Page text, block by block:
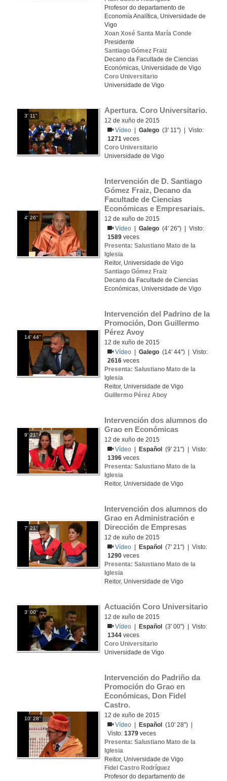
Profesor do departamento de
Economía Analítica, Universidade de
Vigo
Xoan Xosé Santa María Conde
Presidente
Santiago Gómez Fraiz
Decano da Facultade de Ciencias
Económicas, Universidade de Vigo
Coro Universitario
Universidade de Vigo
3' 11''
Apertura. Coro Universitario.
12 de xuño de 2015
Vídeo
|Galego (3' 11'') | Visto:
1271 veces
Coro Universitario
Universidade de Vigo
4' 26''
Intervención de D. Santiago
Gómez Fraiz, Decano da
Facultade de Ciencias
Económicas e Empresariais.
12 de xuño de 2015
Vídeo
|Galego (4' 26'') | Visto:
1589 veces
Presenta: Salustiano Mato de la
Iglesia
Reitor, Universidade de Vigo
Santiago Gómez Fraiz
Decano da Facultade de Ciencias
Económicas, Universidade de Vigo
14' 44''
Intervención del Padrino de la
Promoción, Don Guillermo
Pérez Avoy
12 de xuño de 2015
Vídeo
|Galego (14' 44'') | Visto:
2616 veces
Presenta: Salustiano Mato de la
Iglesia
Reitor, Universidade de Vigo
Guillermo Pérez Aboy
9' 21''
Intervención dos alumnos do
Grao en Económicas
12 de xuño de 2015
Vídeo
Español
(9' 21'') | Visto:
1396 veces
Presenta: Salustiano Mato de la
Iglesia
Reitor, Universidade de Vigo
7' 21''
Intervención dos alumnos do
Grao en Administración e
Dirección de Empresas
12 de xuño de 2015
Vídeo
Español
(7' 21'') | Visto:
1290 veces
Presenta: Salustiano Mato de la
Iglesia
Reitor, Universidade de Vigo
3' 00''
Actuación Coro Universitario
12 de xuño de 2015
Vídeo
Español
(3' 00'') | Visto:
1344 veces
Coro Universitario
Universidade de Vigo
10' 28''
Intervención do Padriño da
Promoción do Grao en
Económicas, Don Fidel
Castro.
12 de xuño de 2015
Vídeo
Español
(10' 28'') |
Visto:1379 veces
Presenta: Salustiano Mato de la
Iglesia
Reitor, Universidade de Vigo
Fidel Castro Rodríguez
Profesor do departamento de